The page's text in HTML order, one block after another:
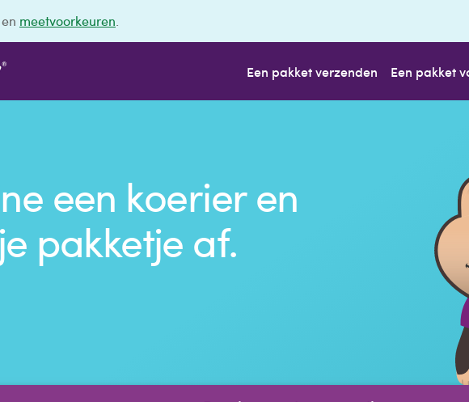
meetvoorkeuren
Een pakket verzenden Een pakket
een koerier en
pakketje af.